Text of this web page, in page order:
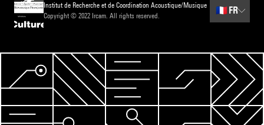
Institut de Recherche et de Coordination Acoustique/Musique
Copyright © 2022 Ircam. All rights reserved.
🇫🇷 FR